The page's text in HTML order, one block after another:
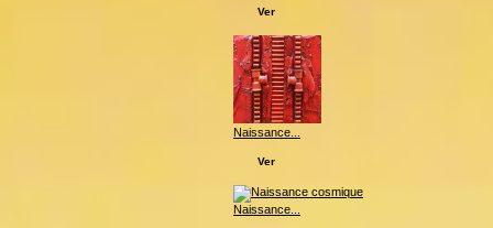
Ver
Naissance...
Ver
Naissance...